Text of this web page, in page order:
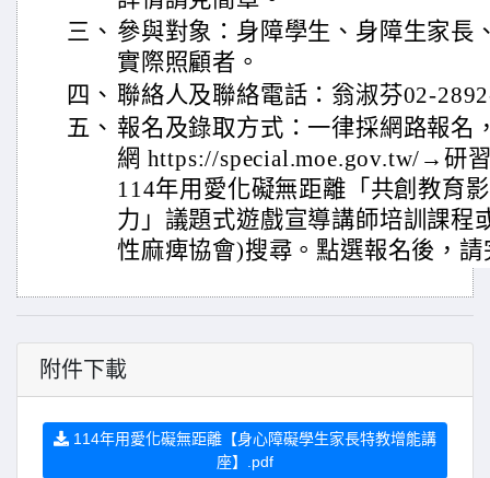
三、 參與對象：身障學生、身障生家長
實際照顧者。
四、 聯絡人及聯絡電話：翁淑芬02-
五、 報名及錄取方式：一律採網路報名
網 https://special.moe.gov.tw/→
114年用愛化礙無距離「共創教育
力」議題式遊戲宣導講師培訓課程
性麻痺協會)搜尋。點選報名後，
附件下載
114年用愛化礙無距離【身心障礙學生家長特教增能講
座】.pdf